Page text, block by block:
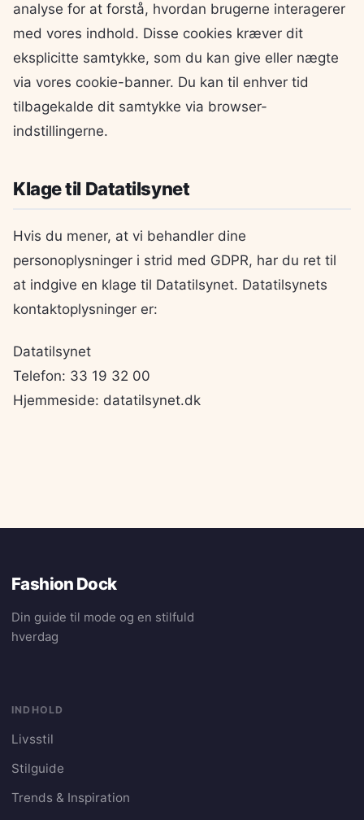
analyse for at forstå, hvordan brugerne interagerer
med vores indhold. Disse cookies kræver dit
eksplicitte samtykke, som du kan give eller nægte
via vores cookie-banner. Du kan til enhver tid
tilbagekalde dit samtykke via browser-
indstillingerne.
Klage til Datatilsynet
Hvis du mener, at vi behandler dine
personoplysninger i strid med GDPR, har du ret til
at indgive en klage til Datatilsynet. Datatilsynets
kontaktoplysninger er:
Datatilsynet
Telefon: 33 19 32 00
Hjemmeside: datatilsynet.dk
Fashion Dock
Din guide til mode og en stilfuld
hverdag
INDHOLD
Livsstil
Stilguide
Trends & Inspiration